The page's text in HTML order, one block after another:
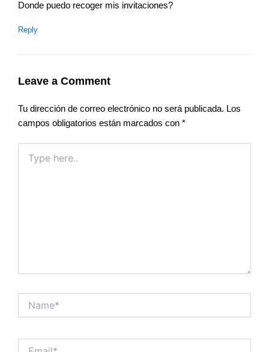
Donde puedo recoger mis invitaciones?
Reply
Leave a Comment
Tu dirección de correo electrónico no será publicada. Los
campos obligatorios están marcados con *
here..